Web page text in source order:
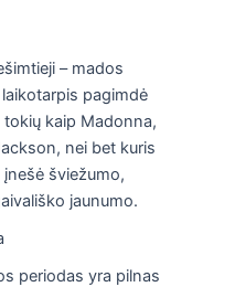
– mados
pagimdė
kaip Madonna,
nei bet kuris
šviežumo,
jaunumo.
periodas yra pilnas